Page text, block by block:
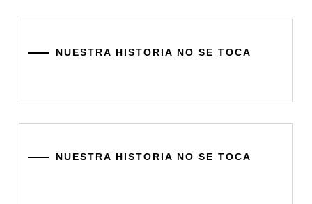
NUESTRA HISTORIA NO SE TOCA
NUESTRA HISTORIA NO SE TOCA